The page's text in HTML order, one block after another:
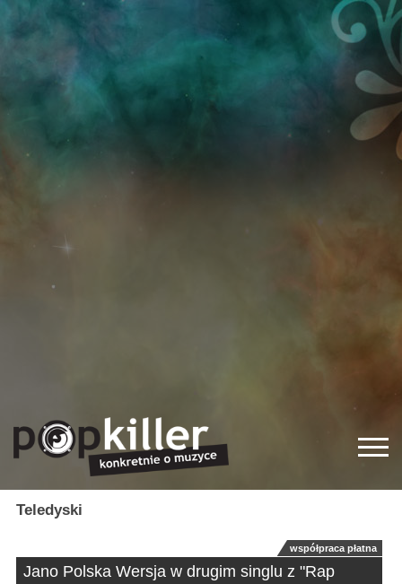
Teledyski
współpraca płatna
Jano Polska Wersja w drugim singlu z "Rap